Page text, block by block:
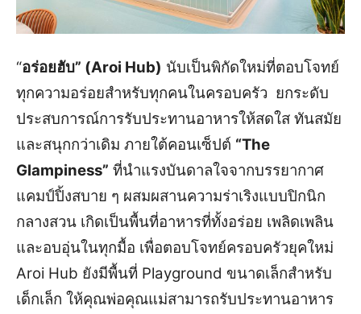
“อร่อยฮับ” (Aroi Hub) นับเป็นพิกัดใหม่ที่ตอบโจทย์
ทุกความอร่อยสำหรับทุกคนในครอบครัว ยกระดับ
ประสบการณ์การรับประทานอาหารให้สดใส ทันสมัย
และสนุกกว่าเดิม ภายใต้คอนเซ็ปต์ “The
Glampiness” ที่นำแรงบันดาลใจจากบรรยากาศ
แคมป์ปิ้งสบาย ๆ ผสมผสานความร่าเริงแบบปิกนิก
กลางสวน เกิดเป็นพื้นที่อาหารที่ทั้งอร่อย เพลิดเพลิน
และอบอุ่นในทุกมื้อ เพื่อตอบโจทย์ครอบครัวยุคใหม่
Aroi Hub ยังมีพื้นที่ Playground ขนาดเล็กสำหรับ
เด็กเล็ก ให้คุณพ่อคุณแม่สามารถรับประทานอาหาร